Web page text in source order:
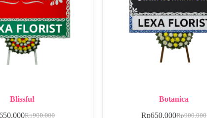
Blissful
Rp900.000
Botanica
Rp900.000
Rp650.000